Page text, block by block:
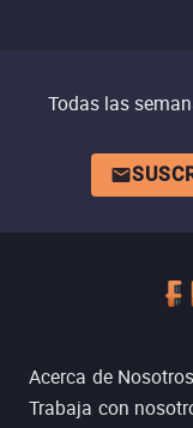
Todas las
Acerca de Nosotros
Trabaja con